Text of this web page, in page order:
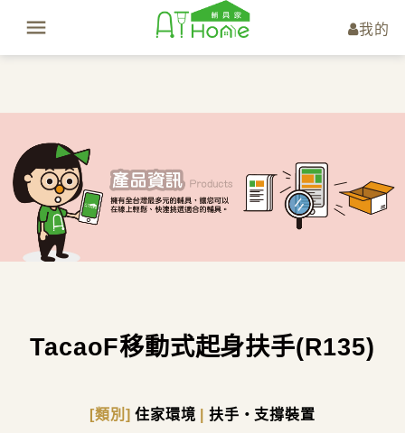
我的
TacaoF移動式起身扶手(R135)
[類別]住家環境 扶手・支撐裝置